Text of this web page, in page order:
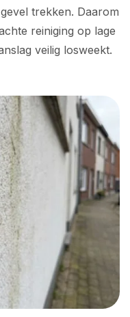
trekken. Daarom
reiniging op lage
veilig losweekt.